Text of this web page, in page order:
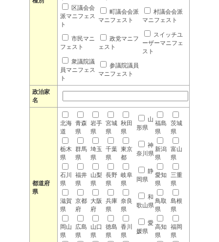
区議会会
派マニフェス
ト
町議会会派
マニフェスト
村議会会派
マニフェスト
市民マニ
フェスト
政党マニフ
ェスト
スイッチユ
ーザーマニフェ
スト
衆議院議
員マニフェス
ト
参議院議員
マニフェスト
政治家
名
都道府
県
北海
道
青森
県
岩手
県
宮城
県
秋田
県
山
形県
福島
県
茨城
県
栃木
県
群馬
県
埼玉
県
千葉
県
東京
都
神
奈川県
新潟
県
富山
県
石川
県
福井
県
山梨
県
長野
県
岐阜
県
静
岡県
愛知
県
三重
県
滋賀
県
京都
府
大阪
府
兵庫
県
奈良
県
和
歌山県
鳥取
県
島根
県
岡山
県
広島
県
山口
県
徳島
県
香川
県
愛
媛県
高知
県
福岡
県